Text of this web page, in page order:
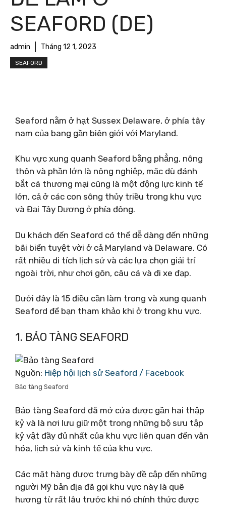
SEAFORD (DE)
admin Tháng 12 1, 2023
SEAFORD
Seaford nằm ở hạt Sussex Delaware, ở phía tây
nam của bang gần biên giới với Maryland.
Khu vực xung quanh Seaford bằng phẳng, nông
thôn và phần lớn là nông nghiệp, mặc dù đánh
bắt cá thương mại cũng là một động lực kinh tế
lớn, cả ở các con sông thủy triều trong khu vực
và Đại Tây Dương ở phía đông.
Du khách đến Seaford có thể dễ dàng đến những
bãi biển tuyệt vời ở cả Maryland và Delaware. Có
rất nhiều di tích lịch sử và các lựa chọn giải trí
ngoài trời, như chơi gôn, câu cá và đi xe đạp.
Dưới đây là 15 điều cần làm trong và xung quanh
Seaford để bạn tham khảo khi ở trong khu vực.
1. BẢO TÀNG SEAFORD
Nguồn: Hiệp hội lịch sử Seaford / Facebook
Bảo tàng Seaford
Bảo tàng Seaford đã mở cửa được gần hai thập
kỷ và là nơi lưu giữ một trong những bộ sưu tập
kỷ vật đầy đủ nhất của khu vực liên quan đến văn
hóa, lịch sử và kinh tế của khu vực.
Các mặt hàng được trưng bày đề cập đến những
người Mỹ bản địa đã gọi khu vực này là quê
hương từ rất lâu trước khi nó chính thức được